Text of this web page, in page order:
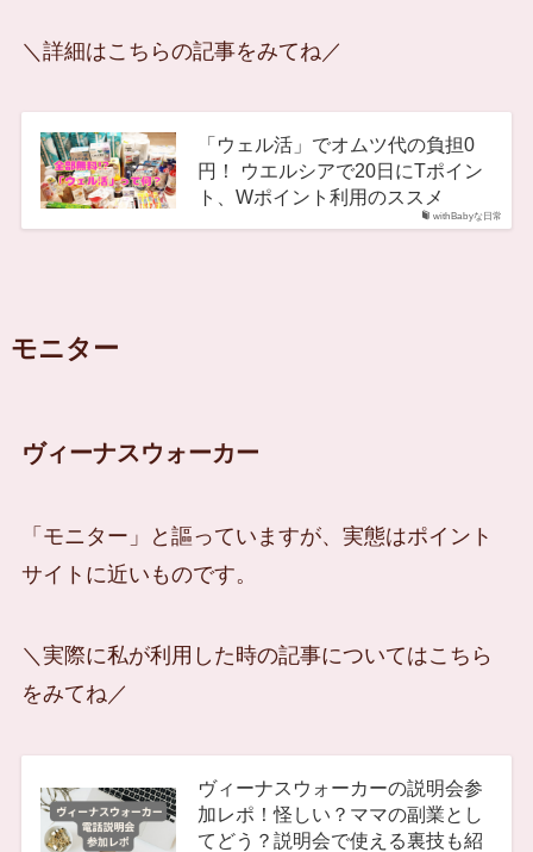
＼詳細はこちらの記事をみてね／
withBabyな日常
「ウェル活」でオムツ代の負担0
円！ ウエルシアで20日にTポイン
ト、Wポイント利用のススメ
モニター
ヴィーナスウォーカー
「モニター」と謳っていますが、実態はポイント
サイトに近いものです。
＼実際に私が利用した時の記事についてはこちら
をみてね／
ヴィーナスウォーカーの説明会参
加レポ！怪しい？ママの副業とし
てどう？説明会で使える裏技も紹